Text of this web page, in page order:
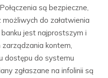
są bezpieczne,
do załatwienia
jest najprostszym i
kontem,
dostępu do systemu
zgłaszane na infolinii są